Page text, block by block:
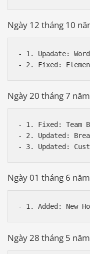
Ngày 12 tháng 10
- 1. Upadate:
Ngày 20 tháng 7
- 1. Fixed: Team
- 2. Updated:
Ngày 01 tháng 6
Ngày 28 tháng 5